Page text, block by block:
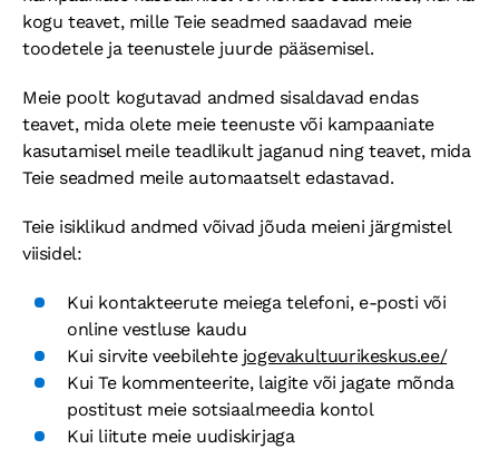
kogu teavet, mille Teie seadmed saadavad meie
toodetele ja teenustele juurde pääsemisel.
Meie poolt kogutavad andmed sisaldavad endas
teavet, mida olete meie teenuste või kampaaniate
kasutamisel meile teadlikult jaganud ning teavet, mida
Teie seadmed meile automaatselt edastavad.
Teie isiklikud andmed võivad jõuda meieni järgmistel
viisidel:
Kui kontakteerute meiega telefoni, e-posti või
online vestluse kaudu
Kui sirvite veebilehte jogevakultuurikeskus.ee/
Kui Te kommenteerite, laigite või jagate mõnda
postitust meie sotsiaalmeedia kontol
Kui liitute meie uudiskirjaga